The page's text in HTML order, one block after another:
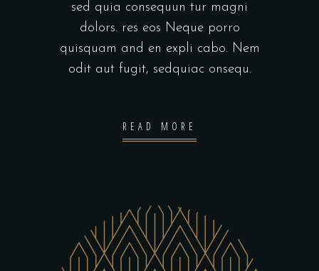
sed quia consequun tur magni
dolors. res eos Neque porro
quisquam and en expli cabo. Nem
odit aut fugit, sedquiac onsequ.
READ MORE